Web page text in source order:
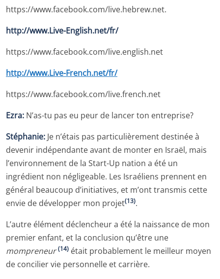
https://www.facebook.com/live.hebrew.net.
http://www.Live-English.net/fr/
https://www.facebook.com/live.english.net
http://www.Live-French.net/fr/
https://www.facebook.com/live.french.net
Ezra: N’as-tu pas eu peur de lancer ton entreprise?
Stéphanie: Je n’étais pas particulièrement destinée à
devenir indépendante avant de monter en Israël, mais
l’environnement de la Start-Up nation a été un
ingrédient non négligeable. Les Israéliens prennent en
général beaucoup d’initiatives, et m’ont transmis cette
envie de développer mon projet(13).
L’autre élément déclencheur a été la naissance de mon
premier enfant, et la conclusion qu’être une
mompreneur (14) était probablement le meilleur moyen
de concilier vie personnelle et carrière.